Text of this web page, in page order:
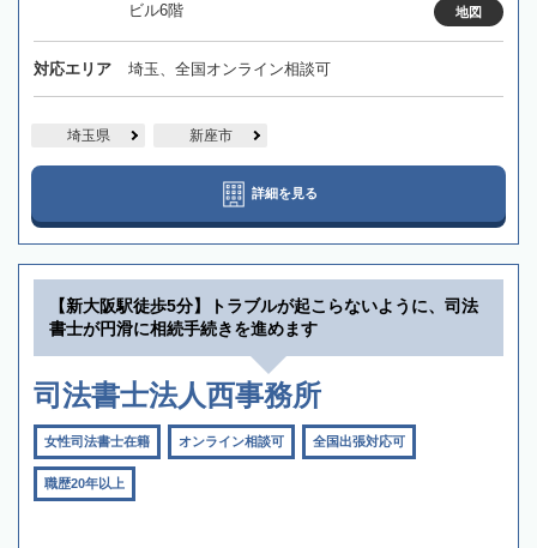
ビル6階
地図
対応エリア 埼玉、全国オンライン相談可
埼玉県 新座市
詳細を見る
【新大阪駅徒歩5分】トラブルが起こらないように、司法
書士が円滑に相続手続きを進めます
司法書士法人西事務所
女性司法書士在籍 オンライン相談可 全国出張対応可
職歴20年以上